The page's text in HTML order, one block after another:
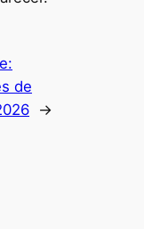
de
→